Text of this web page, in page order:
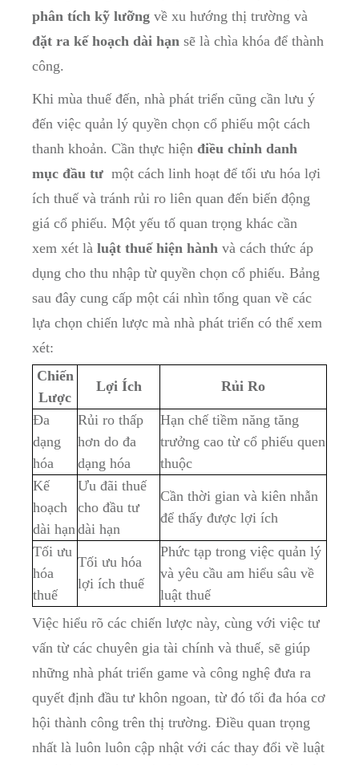
phân tích kỹ ⁢lưỡng ‌về xu hướng thị trường và
đặt ra kế hoạch dài hạn sẽ là chìa khóa để thành‌
công.
Khi mùa thuế⁤ đến, nhà ‌phát triển cũng ​cần lưu‍ ý
đến⁢ việc ⁢quản lý quyền ⁣chọn cổ phiếu một cách
thanh khoản. Cần thực hiện điều chỉnh‌ danh
mục đầu tư ‍ một cách linh hoạt để tối ưu hóa lợi
ích thuế và tránh rủi ro liên‍ quan đến biến ⁤động
‍giá cổ phiếu. Một yếu tố quan⁤ trọng ⁤khác cần⁤
xem xét là luật ‌thuế hiện hành và cách thức áp⁣
dụng cho thu nhập từ quyền chọn ⁣cổ phiếu. ⁤Bảng
sau đây⁤ cung cấp⁤ một cái ⁣nhìn tổng quan về các
lựa ‌chọn chiến‌ lược mà nhà phát triển ⁣có thể xem​
xét:
Chiến
Lược
Lợi Ích Rủi Ro
Đa
dạng⁢
hóa
Rủi ro thấp⁤
hơn do đa
dạng hóa
Hạn chế tiềm năng tăng
trưởng ⁢cao ​từ cổ​ phiếu quen
thuộc
Kế
hoạch
⁤dài⁣ hạn
Ưu đãi thuế
cho ​đầu⁣ tư
dài ⁢hạn
Cần thời gian và kiên nhẫn
để ​thấy được lợi ‌ích
Tối ‍ưu
hóa
thuế
Tối‍ ưu hóa
lợi ích ⁣thuế
Phức⁢ tạp​ trong⁣ việc quản ⁤lý
và yêu cầu⁤ am hiểu sâu⁤ về‌
luật thuế
Việc hiểu ⁣rõ ​các⁢ chiến ‍lược này, ​cùng với ‍việc tư​
vấn từ các chuyên ⁣gia⁣ tài chính và ⁤thuế, sẽ ⁢giúp
những nhà phát triển ‌game và công nghệ đưa ra
quyết ⁤định ‌đầu tư khôn ngoan, từ đó⁤ tối⁣ đa​ hóa cơ
hội thành công trên thị trường.‌ Điều quan⁢ trọng
nhất là luôn luôn cập ‍nhật với các thay đổi về luật